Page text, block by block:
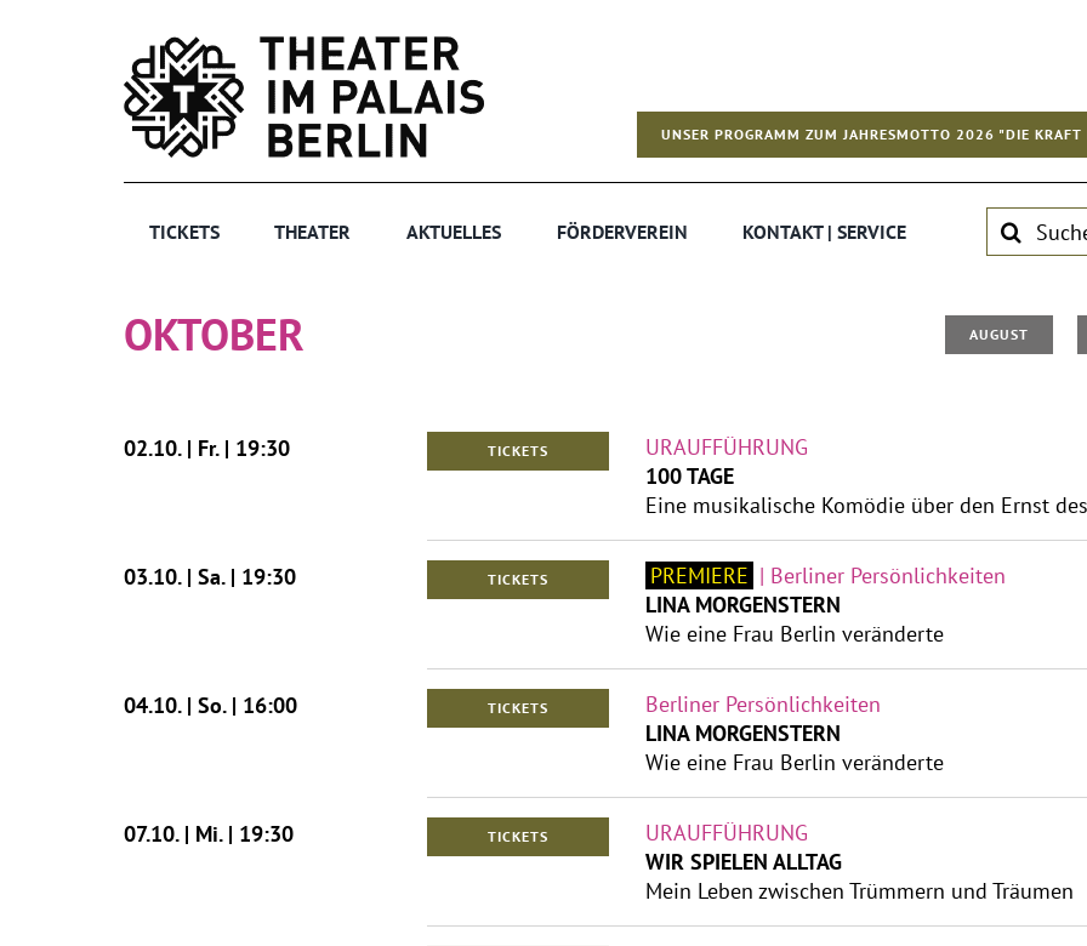
UNSER PROGRAMM ZUM JAHRESMOTTO 2026 "DIE KRAFT
TICKETS THEATER AKTUELLES FÖRDERVEREIN KONTAKT | SERVICE
Suche
nach:
OKTOBER AUGUST
02.10. | Fr. | 19:30 TICKETS
URAUFFÜHRUNG
100 TAGE
Eine musikalische Komödie über den Ernst
03.10. | Sa. | 19:30 TICKETS PREMIERE | Berliner Persönlichkeiten
LINA MORGENSTERN
Wie eine Frau Berlin veränderte
04.10. | So. | 16:00 TICKETS
Berliner Persönlichkeiten
LINA MORGENSTERN
Wie eine Frau Berlin veränderte
07.10. | Mi. | 19:30 TICKETS
URAUFFÜHRUNG
WIR SPIELEN ALLTAG
Mein Leben zwischen Trümmern und Träumen